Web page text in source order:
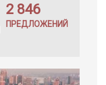
2 846
ПРЕДЛОЖЕНИЙ